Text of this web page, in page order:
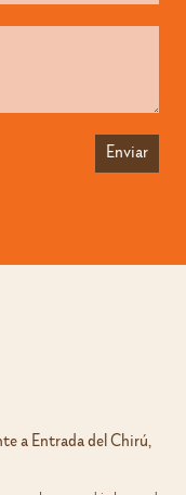
a Entrada del Chirú,